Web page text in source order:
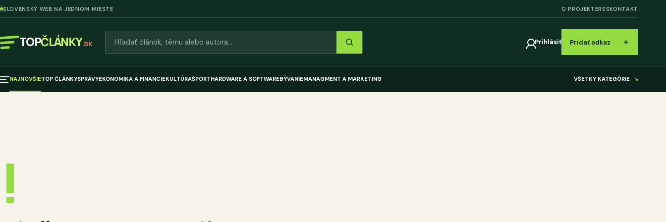
SLOVENSKÝ WEB NA JEDNOM MIESTE O PROJEKTERSSKONTAKT
TOPČLÁNKY.SK Prihlásiť Pridať odkaz ＋
NAJNOVŠIETOP ČLÁNKYSPRÁVYEKONOMIKA A FINANCIEKULTÚRAŠPORTHARDWARE A SOFTWAREBÝVANIEMANAGMENT A MARKETING VŠETKY KATEGÓRIE ↘
!